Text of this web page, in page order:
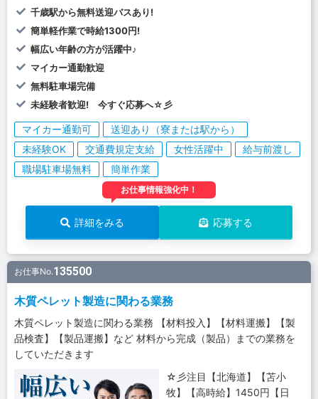
千歳駅から無料送迎バスあり!
簡単軽作業で時給1300円!
幅広い年齢の方が活躍中♪
マイカー通勤歓迎
無料駐車場完備
未経験者歓迎! 今すぐ応募へ☆彡
マイカー通勤可
送迎あり（寮または駅から）
未経験OK
交通費規定支給 女性活躍中
給与前渡し
職場駐車場無料
簡単作業
お仕事情報強化中！
詳細をみる 応募する
お仕事No.135500
木質ペレット製造に関わる業務
木質ペレット製造に関わる業務 【材料投入】【材料運搬】【製
品検査】【製品運搬】など 材料から完成（製品）までの業務を
していただきます
☆彡注目【北海道】【苫小
牧】【高時給】1450円【日